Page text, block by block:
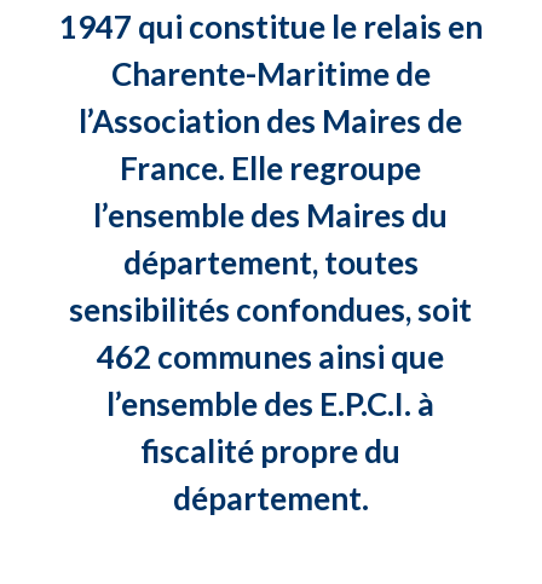
1947 qui constitue le relais en
Charente-Maritime de
l’Association des Maires de
France. Elle regroupe
l’ensemble des Maires du
département, toutes
sensibilités confondues, soit
462 communes ainsi que
l’ensemble des E.P.C.I. à
fiscalité propre du
département.